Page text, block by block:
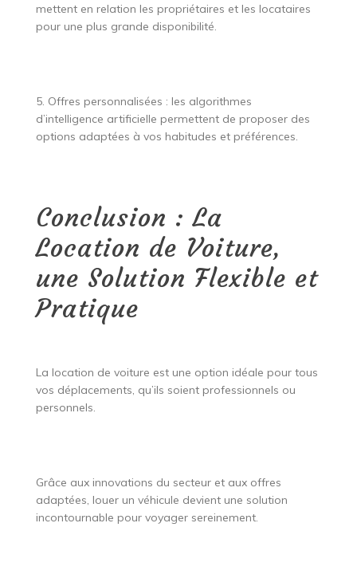
mettent en relation les propriétaires et les locataires
pour une plus grande disponibilité.
5. Offres personnalisées : les algorithmes
d’intelligence artificielle permettent de proposer des
options adaptées à vos habitudes et préférences.
Conclusion : La
Location de Voiture,
une Solution Flexible et
Pratique
La location de voiture est une option idéale pour tous
vos déplacements, qu’ils soient professionnels ou
personnels.
Grâce aux innovations du secteur et aux offres
adaptées, louer un véhicule devient une solution
incontournable pour voyager sereinement.